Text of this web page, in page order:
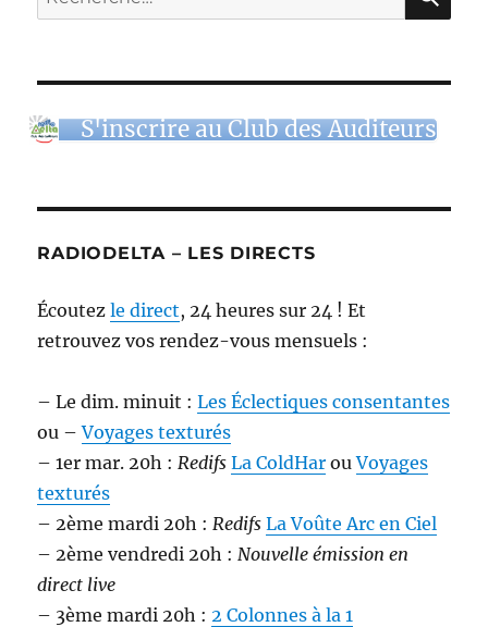
pour :
S'inscrire au Club des Auditeurs
RADIODELTA – LES DIRECTS
Écoutezle direct, 24 heures sur 24 ! Et
retrouvez vos rendez-vous mensuels :
– Le dim. minuit :Les Éclectiques consentantes
ou –Voyages texturés
– 1er mar. 20h : Redifs La ColdHar ouVoyages
texturés
– 2ème mardi 20h : Redifs La Voûte Arc en Ciel
– 2ème vendredi 20h : Nouvelle émission en
direct live
– 3ème mardi 20h : 2 Colonnes à la 1